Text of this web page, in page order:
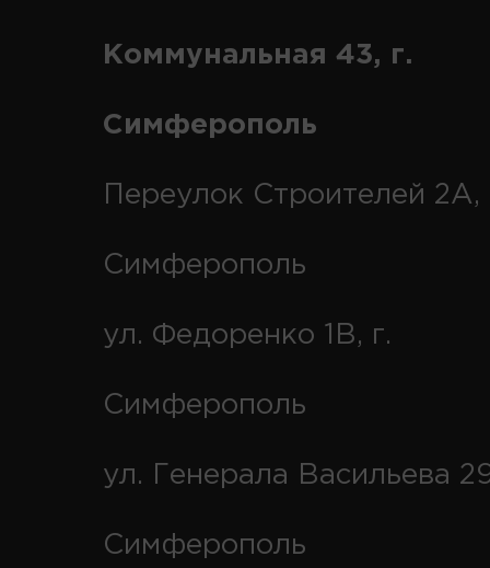
Коммунальная 43, г.
Симферополь
Переулок Строителей 2А,
Симферополь
ул. Федоренко 1В, г.
Симферополь
ул. Генерала Васильева
Симферополь